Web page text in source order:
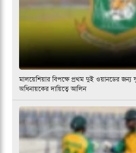
মালয়েশিয়ার বিপক্ষে প্রথম দুই ওয়ানডের জন্য
অধিনায়কের দায়িত্বে আলিন